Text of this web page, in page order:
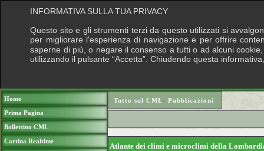
Home
Prima Pagina
Bollettino CML
Cartina Realtime
Tutto sul CML› Pubblicazioni
Atlante dei climi e microclimi della
INFORMATIVA SULLA TUA PRIVACY
Questo sito e gli strumenti terzi da questo utilizzati si
per migliorare l'esperienza di navigazione e per offrire
saperne di più, o negare il consenso a tutti o ad alcuni
utilizzando il pulsante “Accetta”. Chiudendo questa